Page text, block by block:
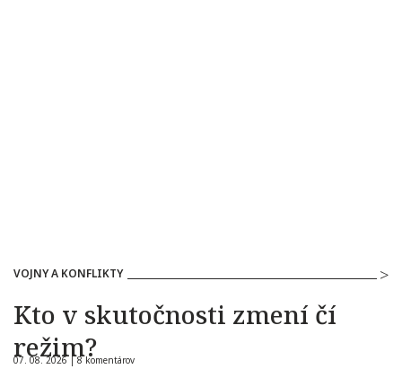
VOJNY A KONFLIKTY
Kto v skutočnosti zmení čí
režim?
07. 08. 2026 |8 komentárov